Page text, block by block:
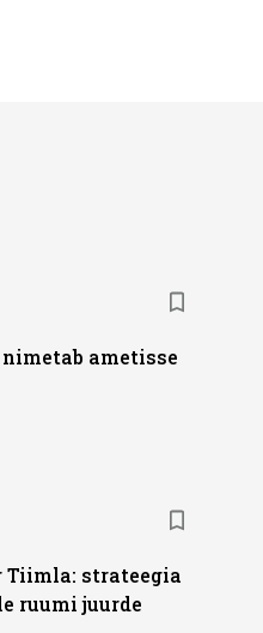
ametisse
Tiimla: strateegia
ruumi juurde